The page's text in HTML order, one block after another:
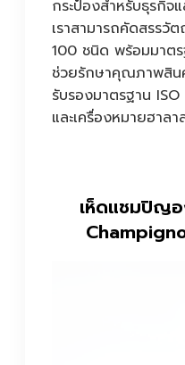
กระป๋องสำหรับธุรกิจ
เราสามารถคัดสรรวั
100 ชนิด พร้อมมาต
ช่วยรักษาคุณภาพสิน
รับรองมาตรฐาน
และเครื่องหมายฮาล
เห็ดแชมปิญ